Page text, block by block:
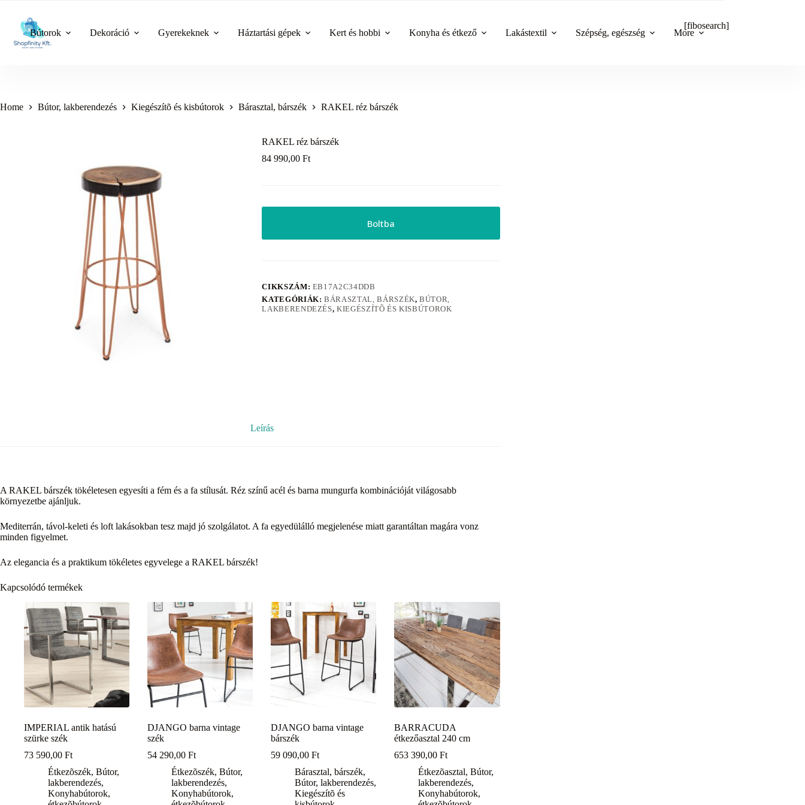
content
Bútorok Dekoráció Gyerekeknek Háztartási gépek Kert és hobbi Konyha és étkező Lakástextil Szépség, egészség More
[fibosearch]
Home Bútor, lakberendezés Kiegészítõ és kisbútorok Bárasztal, bárszék RAKEL réz bárszék
RAKEL réz bárszék
84 990,00Ft
Boltba
CIKKSZÁM: EB17A2C34DDB
KATEGÓRIÁK:BÁRASZTAL, BÁRSZÉK,BÚTOR,
LAKBERENDEZÉS,KIEGÉSZÍTÕ ÉS KISBÚTOROK
Leírás
A RAKEL bárszék tökéletesen egyesíti a fém és a fa stílusát. Réz színű acél és barna mungurfa kombinációját világosabb
környezetbe ajánljuk.
Mediterrán, távol-keleti és loft lakásokban tesz majd jó szolgálatot. A fa egyedülálló megjelenése miatt garantáltan magára vonz
minden figyelmet.
Az elegancia és a praktikum tökéletes egyvelege a RAKEL bárszék!
Kapcsolódó termékek
IMPERIAL antik hatású
szürke szék
73 590,00 Ft
Étkezõszék, Bútor,
lakberendezés,
Konyhabútorok,
DJANGO barna vintage
szék
54 290,00Ft
Étkezõszék,Bútor,
lakberendezés,
Konyhabútorok,
DJANGO barna vintage
bárszék
59 090,00Ft
Bárasztal, bárszék,
Bútor, lakberendezés,
Kiegészítõ és
BARRACUDA
étkezőasztal 240 cm
653 390,00Ft
Étkezõasztal,Bútor,
lakberendezés,
Konyhabútorok,